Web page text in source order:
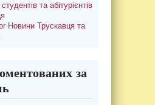
та абітурієнтів
Новини Трускавця та
за